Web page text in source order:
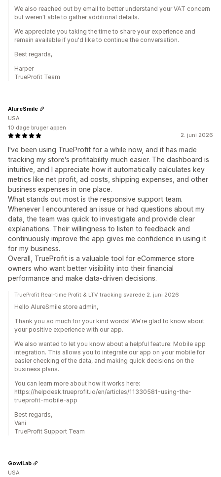
We also reached out by email to better understand your VAT concern
but weren't able to gather additional details.
We appreciate you taking the time to share your experience and
remain available if you'd like to continue the conversation.
Best regards,
Harper
TrueProfit Team
2. juni 2026
I've been using TrueProfit for a while now, and it has made
tracking my store's profitability much easier. The dashboard is
intuitive, and I appreciate how it automatically calculates key
metrics like net profit, ad costs, shipping expenses, and other
business expenses in one place.
What stands out most is the responsive support team.
Whenever I encountered an issue or had questions about my
data, the team was quick to investigate and provide clear
explanations. Their willingness to listen to feedback and
continuously improve the app gives me confidence in using it
for my business.
Overall, TrueProfit is a valuable tool for eCommerce store
owners who want better visibility into their financial
performance and make data-driven decisions.
AlureSmile
USA
10 dage bruger appen
TrueProfit Real-time Profit & LTV tracking svarede 2. juni 2026
Hello AlureSmile store admin,
Thank you so much for your kind words! We're glad to know about
your positive experience with our app.
We also wanted to let you know about a helpful feature: Mobile app
integration. This allows you to integrate our app on your mobile for
easier checking of the data, and making quick decisions on the
business plans.
You can learn more about how it works here:
https://helpdesk.trueprofit.io/en/articles/11330581-using-the-
trueprofit-mobile-app
Best regards,
Vani
TrueProfit Support Team
GowiLab
USA